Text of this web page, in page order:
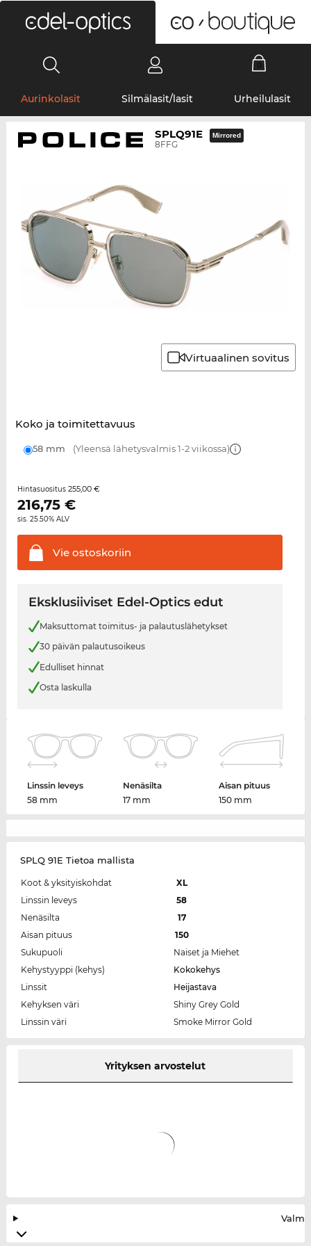
Aurinkolasit Silmälasit/lasit Urheilulasit
SPLQ91E
8FFG
Mirrored
Virtuaalinen sovitus
Koko ja toimitettavuus
58 mm (Yleensä lähetysvalmis 1-2 viikossa)
Hintasuositus 255,00 €
216,75€
sis. 25.50% ALV
Vieostoskoriin
Eksklusiiviset Edel-Optics edut
Maksuttomat toimitus- ja palautuslähetykset
30 päivän palautusoikeus
Edulliset hinnat
Osta laskulla
Linssin leveys
58 mm
Nenäsilta
17 mm
Aisan pituus
150 mm
SPLQ 91E Tietoa mallista
Koot & yksityiskohdat
XL
Linssin leveys
58
Nenäsilta
17
Aisan pituus
150
Sukupuoli
Naiset ja Miehet
Kehystyyppi (kehys)
Kokokehys
Linssit
Heijastava
Kehyksen väri
Shiny Grey Gold
Linssin väri
Smoke Mirror Gold
Yrityksen arvostelut